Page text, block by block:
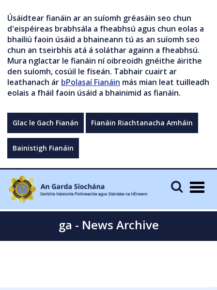
Úsáidtear fianáin ar an suíomh gréasáin seo chun
d'eispéireas brabhsála a fheabhsú agus chun eolas a
bhailiú faoin úsáid a bhaineann tú as an suíomh seo
chun an tseirbhís atá á soláthar againn a fheabhsú.
Mura nglactar le fianáin ní oibreoidh gnéithe áirithe
den suíomh, cosúil le físeán. Tabhair cuairt ar
leathanach ár bPolasaí Fianáin más mian leat tuilleadh
eolais a fháil faoin úsáid a bhainimid as fianáin.
Glac le Gach Fianán Fianáin Riachtanacha Amháin
Bainistigh Fianáin
ga - News Archive